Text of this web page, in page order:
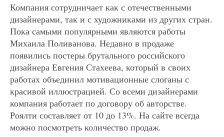
Компания сотрудничает как с отечественными
дизайнерами, так и с художниками из других стран.
Пока самыми популярными являются работы
Михаила Поливанова. Недавно в продаже
появились постеры брутального российского
дизайнера Евгения Стахеева, который в своих
работах объединил мотивационные слоганы с
красивой иллюстрацией. Со всеми дизайнерами
компания работает по договору об авторстве.
Роялти составляет от 10 до 13%. На сайте всегда
можно посмотреть количество продаж.